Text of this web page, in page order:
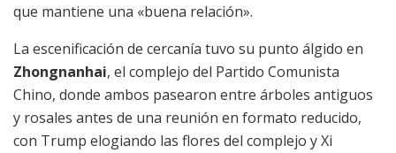
que mantiene una «buena relación».
La escenificación de cercanía tuvo su punto álgido en
Zhongnanhai, el complejo del Partido Comunista
Chino, donde ambos pasearon entre árboles antiguos
y rosales antes de una reunión en formato reducido,
con Trump elogiando las flores del complejo y Xi